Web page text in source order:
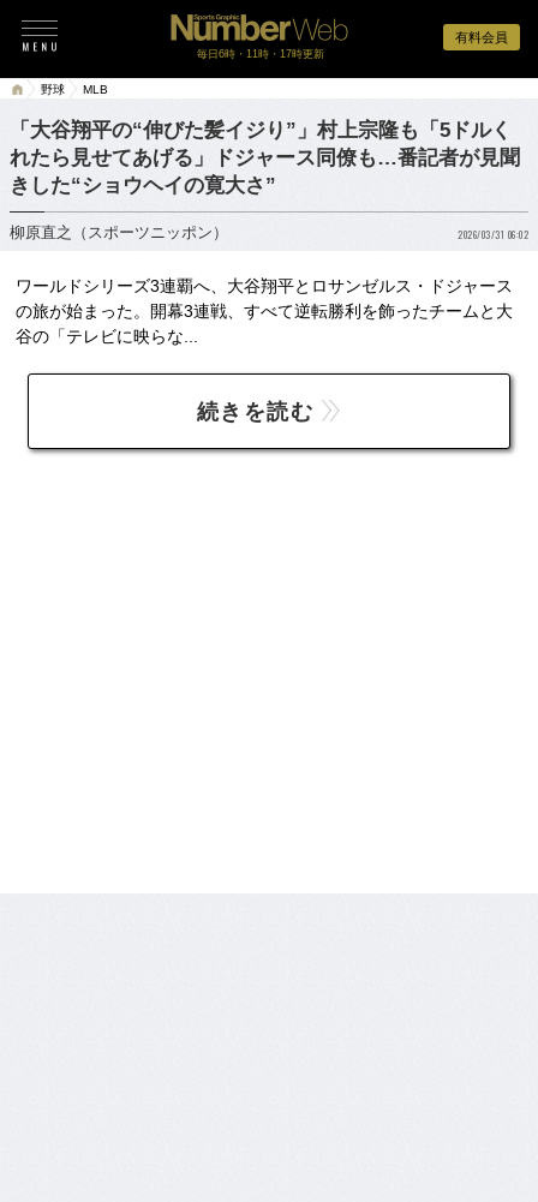
有料会員
毎日6時・11時・17時更新
野球 MLB
「大谷翔平の“伸びた髪イジり”」村上宗隆も「5ドルく
れたら見せてあげる」ドジャース同僚も…番記者が見聞
きした“ショウヘイの寛大さ”
柳原直之（スポーツニッポン） 2026/03/31 06:02
ワールドシリーズ3連覇へ、大谷翔平とロサンゼルス・ドジャース
の旅が始まった。開幕3連戦、すべて逆転勝利を飾ったチームと大
谷の「テレビに映らな...
続きを読む